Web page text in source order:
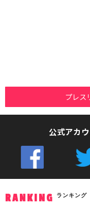
プレス
公式アカ
RANKING ランキング